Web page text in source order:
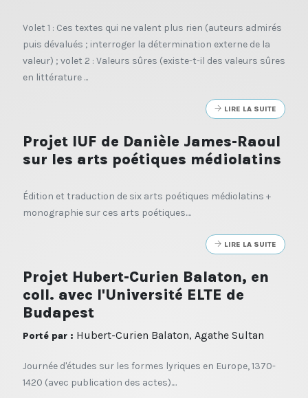
Volet 1 : Ces textes qui ne valent plus rien (auteurs admirés
puis dévalués ; interroger la détermination externe de la
valeur) ; volet 2 : Valeurs sûres (existe-t-il des valeurs sûres
en littérature ...
LIRE LA SUITE
Projet IUF de Danièle James-Raoul
sur les arts poétiques médiolatins
Édition et traduction de six arts poétiques médiolatins +
monographie sur ces arts poétiques....
LIRE LA SUITE
Projet Hubert-Curien Balaton, en
coll. avec l'Université ELTE de
Budapest
Porté par : Hubert-Curien Balaton, Agathe Sultan
Journée d'études sur les formes lyriques en Europe, 1370-
1420 (avec publication des actes)....